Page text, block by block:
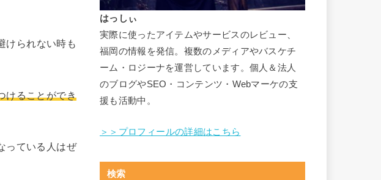
けられない時も
けることができ
っている人はぜ
はっしぃ
実際に使ったアイテムやサービスのレビュー、
福岡の情報を発信。複数のメディアやバスケチ
ーム・ロジーナを運営しています。個人＆法人
のブログやSEO・コンテンツ・Webマーケの支
援も活動中。
＞＞プロフィールの詳細はこちら
検索